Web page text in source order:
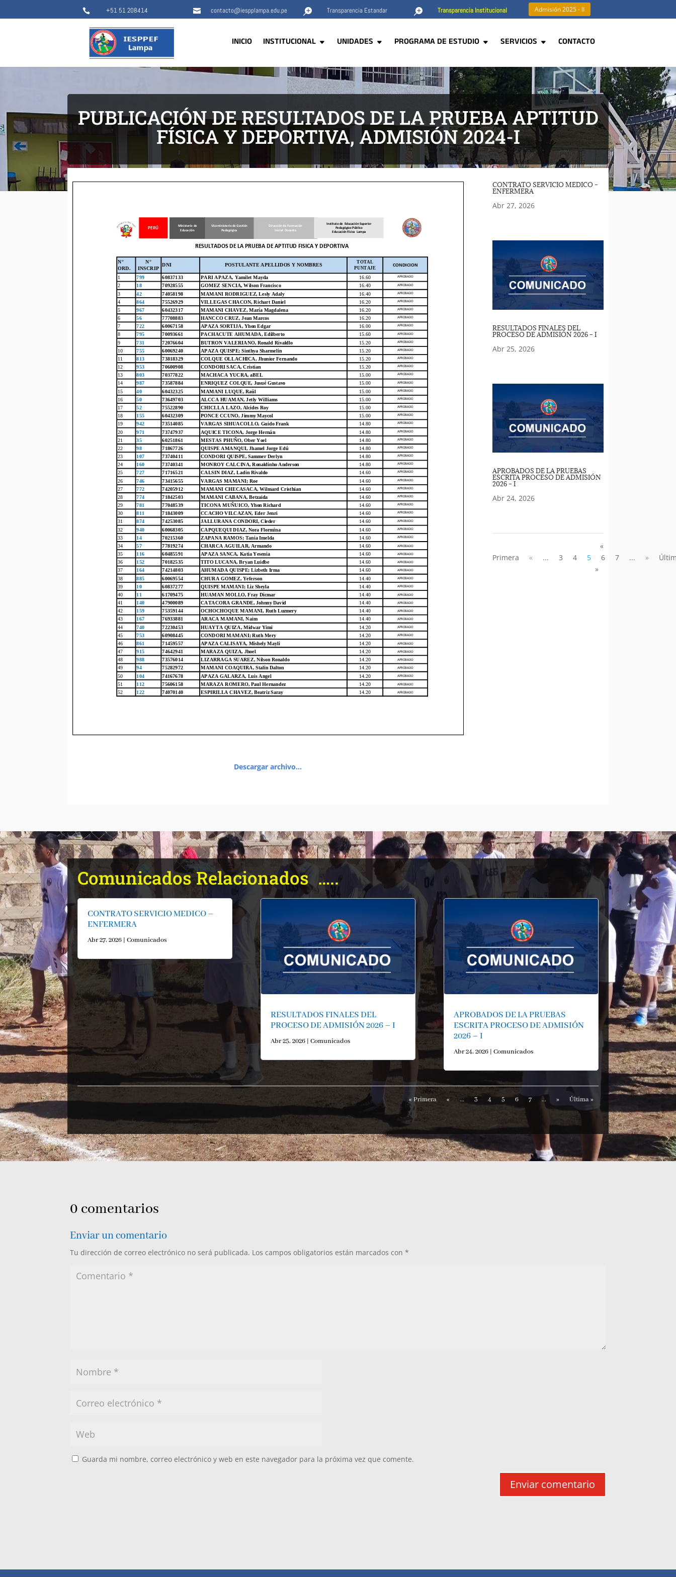
 +51 51 208414  contacto@iespplampa.edu.pe  Transparencia Estandar  Transparencia Institucional Admisión 2025 - II
INICIO INSTITUCIONAL UNIDADES PROGRAMA DE ESTUDIO SERVICIOS CONTACTO
PUBLICACIÓN DE RESULTADOS DE LA PRUEBA APTITUD
FÍSICA Y DEPORTIVA, ADMISIÓN 2024-I
Descargar archivo…
CONTRATO SERVICIO MEDICO –
ENFERMERA
Abr 27, 2026
RESULTADOS FINALES DEL
PROCESO DE ADMISIÓN 2026 – I
Abr 25, 2026
APROBADOS DE LA PRUEBAS
ESCRITA PROCESO DE ADMISIÓN
2026 – I
Abr 24, 2026
«
Primera
« ... 3 4 5 6 7 ... »
»
Comunicados Relacionados …..
CONTRATO SERVICIO MEDICO –
ENFERMERA
Abr 27, 2026 |Comunicados
RESULTADOS FINALES DEL
PROCESO DE ADMISIÓN 2026 – I
Abr 25, 2026 |Comunicados
APROBADOS DE LA PRUEBAS
ESCRITA PROCESO DE ADMISIÓN
2026 – I
Abr 24, 2026 |Comunicados
« Primera « ... 3 4 5 6 7 ... » Última »
0 comentarios
Enviar un comentario
Tu dirección de correo electrónico no será publicada. Los campos obligatorios están marcados con*
Guarda mi nombre, correo electrónico y web en este navegador para la próxima vez que comente.
Enviar comentario